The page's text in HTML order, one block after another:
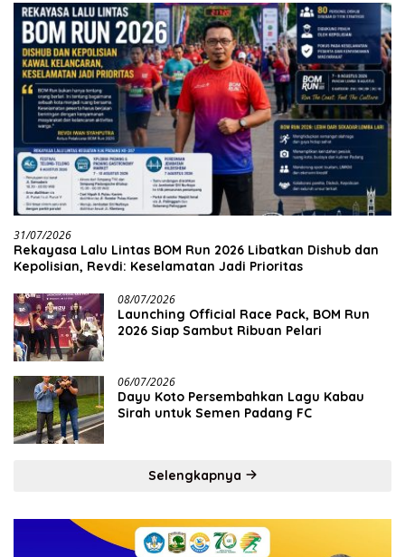
31/07/2026
Rekayasa Lalu Lintas BOM Run 2026 Libatkan Dishub dan
Kepolisian, Revdi: Keselamatan Jadi Prioritas
08/07/2026
Launching Official Race Pack, BOM Run
2026 Siap Sambut Ribuan Pelari
06/07/2026
Dayu Koto Persembahkan Lagu Kabau
Sirah untuk Semen Padang FC
Selengkapnya